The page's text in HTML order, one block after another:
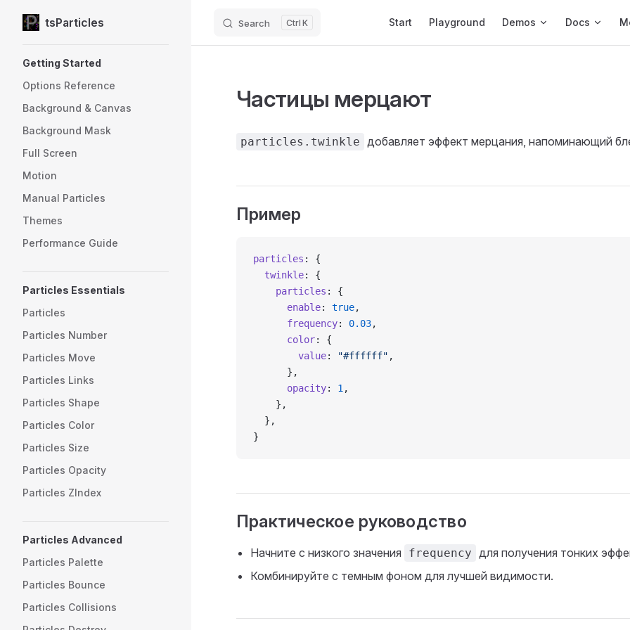
Skip to content
tsParticles Search K Start Playground Demos Docs
Getting Started
Options Reference
Background & Canvas
Background Mask
Full Screen
Motion
Manual Particles
Themes
Performance Guide
Particles Essentials
Particles
Particles Number
Particles Move
Particles Links
Particles Shape
Particles Color
Particles Size
Particles Opacity
Particles ZIndex
Particles Advanced
Particles Palette
Particles Bounce
Particles Collisions
Частицы мерцают
particles.twinkle добавляет эффект мерцания, напоминающий
Пример
particles : {
  twinkle
: {
    particles
: {
      enable
: true,
      frequency
: 0.03,
      color
: {
        value
: "#ffffff" ,
      },
      opacity
: 1 ,
    },
  },
}
Практическое руководство
Начните с низкого значения frequency
для получения тонких
Комбинируйте с темным фоном для лучшей видимости.